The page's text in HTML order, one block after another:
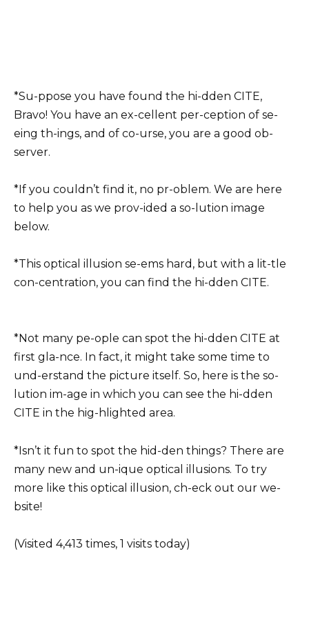
*Su-ppose you have found the hi-dden CITE,
Bravo! You have an ex-cellent per-ception of se-
eing th-ings, and of co-urse, you are a good ob-
server.
*If you couldn’t find it, no pr-oblem. We are here
to help you as we prov-ided a so-lution image
below.
*This optical illusion se-ems hard, but with a lit-tle
con-centration, you can find the hi-dden CITE.
*Not many pe-ople can spot the hi-dden CITE at
first gla-nce. In fact, it might take some time to
und-erstand the picture itself. So, here is the so-
lution im-age in which you can see the hi-dden
CITE in the hig-hlighted area.
*Isn’t it fun to spot the hid-den things? There are
many new and un-ique optical illusions. To try
more like this optical illusion, ch-eck out our we-
bsite!
(Visited 4,413 times, 1 visits today)